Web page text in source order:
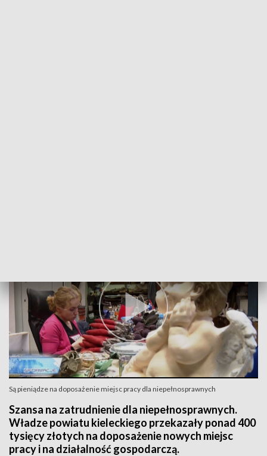
Są pieniądze na doposażenie miejsc pracy dla niepełnosprawnych
Szansa na zatrudnienie dla niepełnosprawnych.
Władze powiatu kieleckiego przekazały ponad 400
tysięcy złotych na doposażenie nowych miejsc
pracy i na działalność gospodarczą.